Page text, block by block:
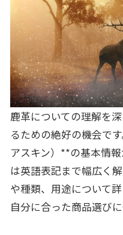
鹿革についての理解を
るための絶好の機会で
アスキン）**の基本情
は英語表記まで幅広く
や種類、用途について
自分に合った商品選び